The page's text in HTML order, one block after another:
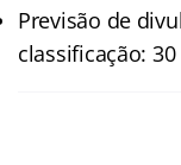
Previsão de
classificação: